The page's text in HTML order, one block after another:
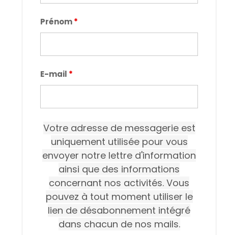
Prénom*
E-mail *
Votre adresse de messagerie est
uniquement utilisée pour vous
envoyer notre lettre d'information
ainsi que des informations
concernant nos activités. Vous
pouvez à tout moment utiliser le
lien de désabonnement intégré
dans chacun de nos mails.